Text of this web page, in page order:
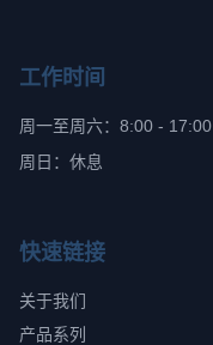
工作时间
周一至周六：8:00 - 17:00
周日：休息
快速链接
关于我们
产品系列